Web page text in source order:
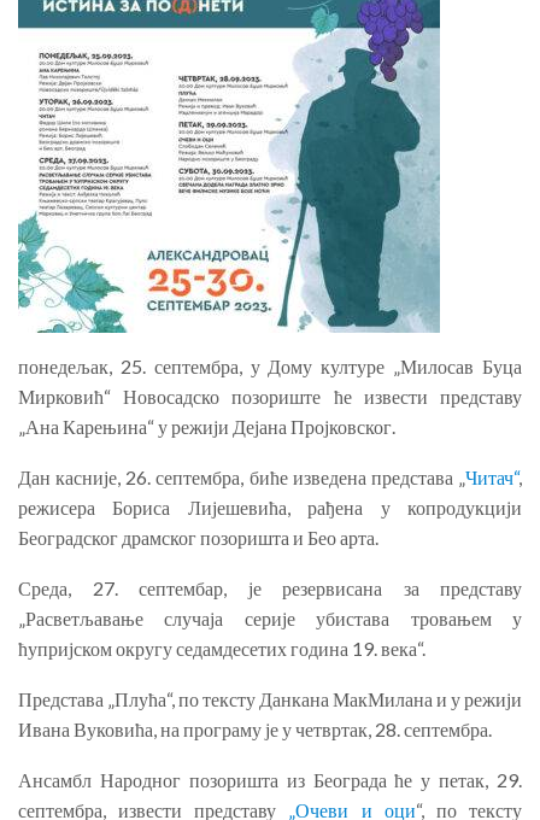
понедељак, 25. септембра, у Дому културе „Милосав Буца
Мирковић“ Новосадско позориште ће извести представу
„Ана Карењина“ у режији Дејана Пројковског.
Дан касније, 26. септембра, биће изведена представа „Читач“,
режисера Бориса Лијешевића, рађена у копродукцији
Београдског драмског позоришта и Бео арта.
Среда, 27. септембар, је резервисана за представу
„Расветљавање случаја серије убистава тровањем у
ћупријском округу седамдесетих година 19. века“.
Представа „Плућа“, по тексту Данкана МакМилана и у режији
Ивана Вуковића, на програму је у четвртак, 28. септембра.
Ансамбл Народног позоришта из Београда ће у петак, 29.
септембра, извести представу „Очеви и оци“, по тексту